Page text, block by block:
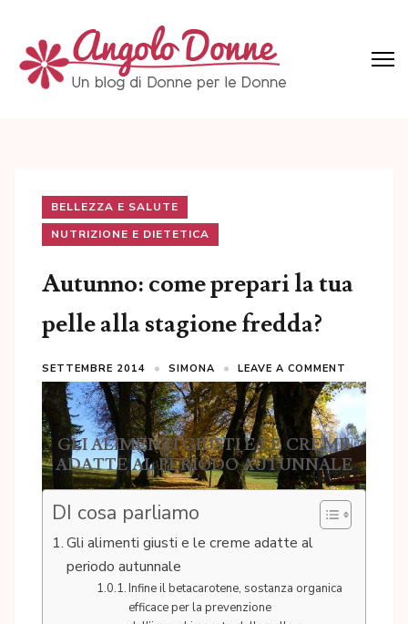
content
(Press
BELLEZZA E SALUTE
NUTRIZIONE E DIETETICA
Autunno: come prepari la tua
pelle alla stagione fredda?
SETTEMBRE 2014 SIMONA LEAVE A COMMENT
GLI ALIMENTI GIUSTI E LE CREME
ADATTE AL PERIODO AUTUNNALE
DI cosa parliamo
Gli alimenti giusti e le creme adatte al
periodo autunnale
Infine il betacarotene, sostanza organica
efficace per la prevenzione